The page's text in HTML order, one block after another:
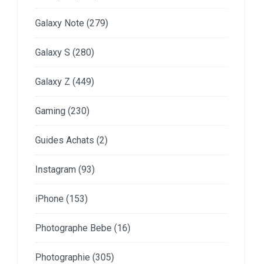
Galaxy Note (279)
Galaxy S (280)
Galaxy Z (449)
Gaming (230)
Guides Achats (2)
Instagram (93)
iPhone (153)
Photographe Bebe (16)
Photographie (305)